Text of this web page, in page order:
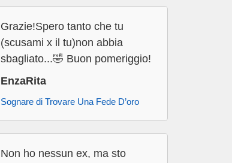
Grazie!Spero tanto che tu
(scusami x il tu)non abbia
sbagliato...🤣 Buon pomeriggio!
EnzaRita
Sognare di Trovare Una Fede D’oro
Non ho nessun ex, ma sto